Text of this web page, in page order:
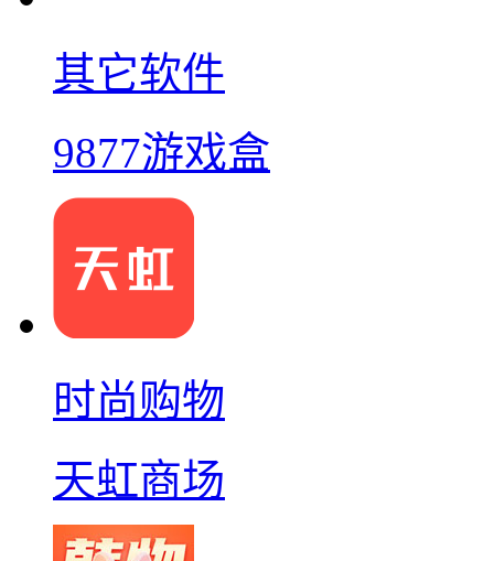
其它软件
9877游戏盒
时尚购物
天虹商场